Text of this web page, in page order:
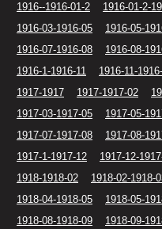
1916--1916-01-2
1916-01-2-
1916-03-1916-05
1916-05-
1916-07-1916-08
1916-08-
1916-1-1916-11
1916-11-
1917-1917
1917-1917-02
1917-03-1917-05
1917-05-
1917-07-1917-08
1917-08-
1917-1-1917-12
1917-12-
1918-1918-02
1918-02-1918-
1918-04-1918-05
1918-05-
1918-08-1918-09
1918-09-